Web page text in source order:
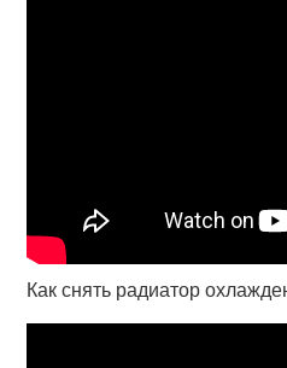
Как снять радиатор